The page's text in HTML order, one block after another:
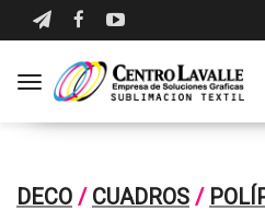
Toggle navigation
DECO / CUADROS /